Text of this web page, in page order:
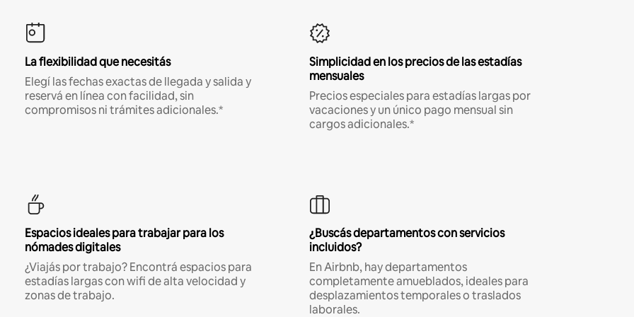
La flexibilidad que necesitás
Elegí las fechas exactas de llegada y salida y
reservá en línea con facilidad, sin
compromisos ni trámites adicionales.*
Simplicidad en los precios de las estadías
mensuales
Precios especiales para estadías largas por
vacaciones y un único pago mensual sin
cargos adicionales.*
Espacios ideales para trabajar para los
nómades digitales
¿Viajás por trabajo? Encontrá espacios para
estadías largas con wifi de alta velocidad y
zonas de trabajo.
¿Buscás departamentos con servicios
incluidos?
En Airbnb, hay departamentos
completamente amueblados, ideales para
desplazamientos temporales o traslados
laborales.